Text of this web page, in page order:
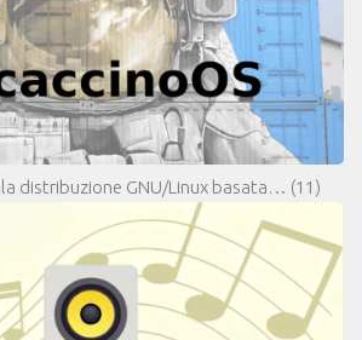
la distribuzione GNU/Linux basata… (11)